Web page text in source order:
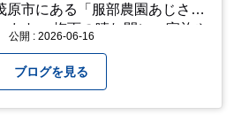
原市にある「服部農園あじさい
ます。 梅雨の晴れ間に、家族や
い」 服部農園あじさい屋敷の魅
てもそのスケール感。約18,000
公開 : 2026-06-16
ブログを見る